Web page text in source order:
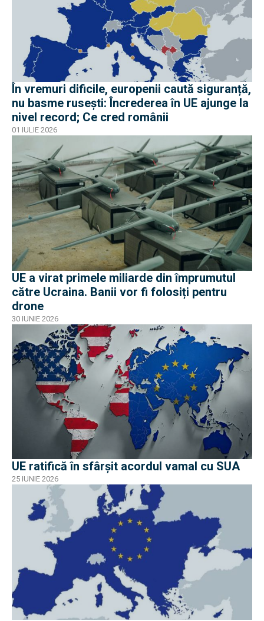
În vremuri dificile, europenii caută siguranță,
nu basme rusești: Încrederea în UE ajunge la
nivel record; Ce cred românii
01 IULIE 2026
UE a virat primele miliarde din împrumutul
către Ucraina. Banii vor fi folosiți pentru
drone
30 IUNIE 2026
UE ratifică în sfârșit acordul vamal cu SUA
25 IUNIE 2026